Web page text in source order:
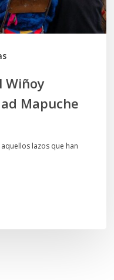
Wiñoy
Mapuche
lazos que han